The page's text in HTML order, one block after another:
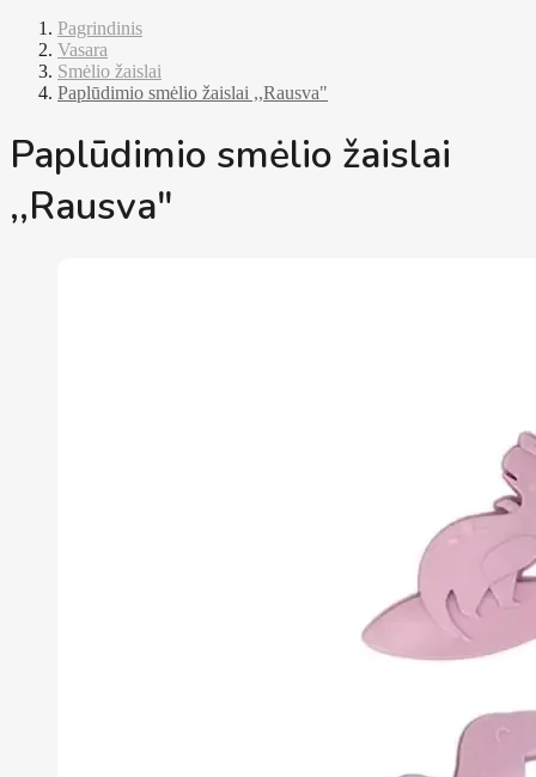
Pagrindinis
Vasara
Smėlio žaislai
Paplūdimio smėlio žaislai ,,Rausva"
Paplūdimio smėlio žaislai
,,Rausva"